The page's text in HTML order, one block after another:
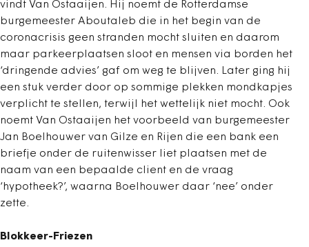
vindt Van Ostaaijen. Hij noemt de Rotterdamse
burgemeester Aboutaleb die in het begin van de
coronacrisis geen stranden mocht sluiten en daarom
maar parkeerplaatsen sloot en mensen via borden het
‘dringende advies’ gaf om weg te blijven. Later ging hij
een stuk verder door op sommige plekken mondkapjes
verplicht te stellen, terwijl het wettelijk niet mocht. Ook
noemt Van Ostaaijen het voorbeeld van burgemeester
Jan Boelhouwer van Gilze en Rijen die een bank een
briefje onder de ruitenwisser liet plaatsen met de
naam van een bepaalde client en de vraag
‘hypotheek?’, waarna Boelhouwer daar ‘nee’ onder
zette.
Blokkeer-Friezen